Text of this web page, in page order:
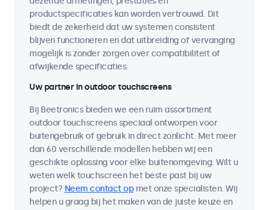
productspecificaties kan worden vertrouwd. Dit
biedt de zekerheid dat uw systemen consistent
blijven functioneren en dat uitbreiding of vervanging
mogelijk is zonder zorgen over compatibiliteit of
afwijkende specificaties.
Uw partner in outdoor touchscreens
Bij Beetronics bieden we een ruim assortiment
outdoor touchscreens speciaal ontworpen voor
buitengebruik of gebruik in direct zonlicht. Met meer
dan 60 verschillende modellen hebben wij een
geschikte oplossing voor elke buitenomgeving. Wilt u
weten welk touchscreen het beste past bij uw
project? Neem contact opmet onze specialisten. Wij
helpen u graag bij het maken van de juiste keuze en